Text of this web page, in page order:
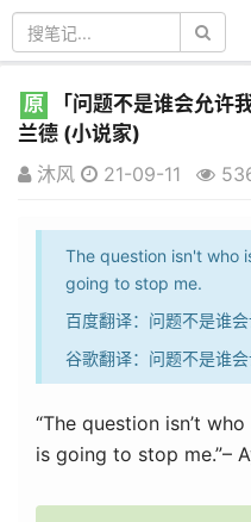
原
「问题不是谁会允许
兰德 (小说家)
沐风
21-09-11
The question isn't who
going to stop me.
百度翻译：问题不是谁
谷歌翻译：问题不是谁会
“The question isn’t
is going to stop me.”–